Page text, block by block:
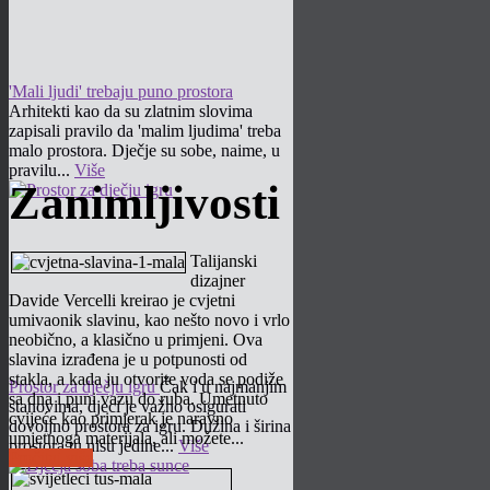
'Mali ljudi' trebaju puno prostora
Arhitekti kao da su zlatnim slovima
zapisali pravilo da 'malim ljudima' treba
malo prostora. Dječje su sobe, naime, u
pravilu... Više
Prostor za dječju igruČak i u najmanjim
stanovima, djeci je važno osigurati
dovoljno prostora za igru. Dužina i širina
prostora tu nisu jedine...Više
Zanimljivosti
Talijanski
dizajner
Davide Vercelli kreirao je cvjetni
umivaonik slavinu, kao nešto novo i vrlo
neobično, a klasično u primjeni. Ova
slavina izrađena je u potpunosti od
stakla, a kada ju otvorite voda se podiže
sa dna i puni vazu do ruba. Umetnuto
cvijeće kao primjerak je naravno
umjetnoga materijala, ali možete...